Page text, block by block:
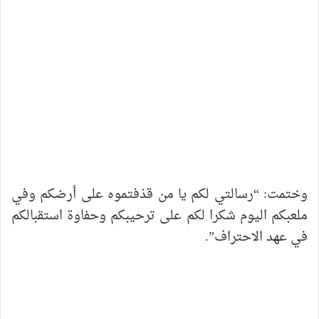
وختمت: “رسالتي لكم يا من قذفتموه على أرضكم وفي
ملعبكم اليوم شكرا لكم على ترحيبكم وحفاوة استقبالكم
في عهد الاحتراف”.